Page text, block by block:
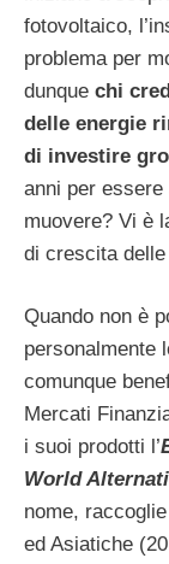
fotovoltaico,
problema per
dunque chi
delle energie
di investire
anni per
muovere? Vi è
di crescita delle
Quando non è
personalmente
comunque
Mercati
i suoi prodotti l’
World
nome,
ed Asiatiche